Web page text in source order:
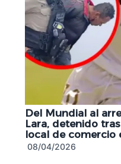
Del Mundial al
Lara, detenido
local de comercio
08/04/2026